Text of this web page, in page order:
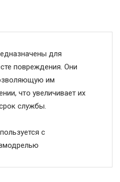
для
повреждения. Они
им
что увеличивает их
службы.
с